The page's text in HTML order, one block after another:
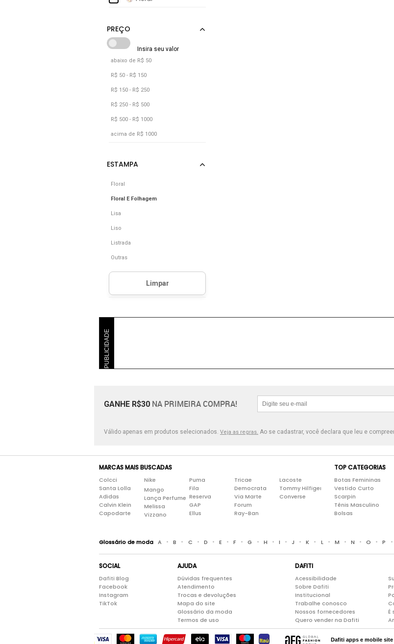
abaixo de R$ 50
R$ 50 - R$ 150
R$ 150 - R$ 250
R$ 250 - R$ 500
R$ 500 - R$ 1000
acima de R$ 1000
Floral
Floral E Folhagem
Lisa
Liso
Listrada
Outras
PUBLICIDADE
GANHE R$30 NA PRIMEIRA COMPRA!
Válido apenas em produtos selecionados. Veja as regras. Ao se cadastrar, você declara que leu e
MARCAS MAIS BUSCADAS
Colcci
Santa Lolla
Adidas
Calvin Klein
Capodarte
Nike
Mango
Lança Perfume
Melissa
Vizzano
Puma
Fila
Reserva
GAP
Ellus
Tricae
Democrata
Via Marte
Forum
Ray-Ban
Lacoste
Tommy Hilfiger
Converse
TOP CATEGORIAS
Botas Femininas
Vestido Curto
Scarpin
Tênis Masculino
Bolsas
Glossário de moda A • B • C • D • E • F • G • H • I • J • K • L • M • N • O • P •
SOCIAL
Dafiti Blog
Facebook
Instagram
TikTok
AJUDA
Dúvidas frequentes
Atendimento
Trocas e devoluções
Mapa do site
Glossário da moda
Termos de uso
DAFITI
Acessibilidade
Sobre Dafiti
Institucional
Trabalhe conosco
Nossos fornecedores
Quero vender na Dafiti
É
Dafiti apps e mobile site